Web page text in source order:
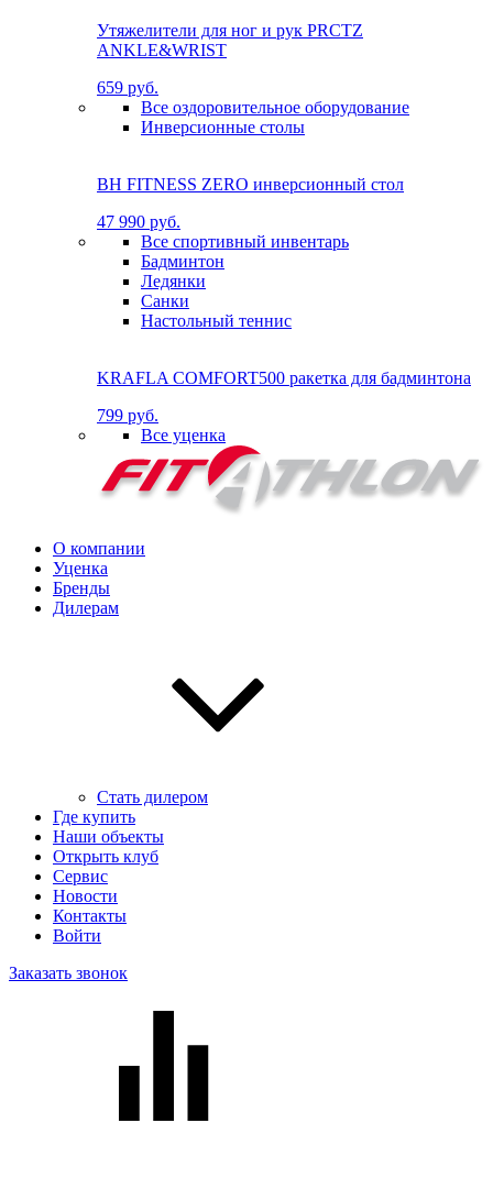
Утяжелители для ног и рук PRCTZ
ANKLE&WRIST
659 руб.
Все оздоровительное оборудование
Инверсионные столы
BH FITNESS ZERO инверсионный стол
47 990 руб.
Все спортивный инвентарь
Бадминтон
Ледянки
Санки
Настольный теннис
KRAFLA COMFORT500 ракетка для бадминтона
799 руб.
Все уценка
О компании
Уценка
Бренды
Дилерам
Стать дилером
Где купить
Наши объекты
Открыть клуб
Сервис
Новости
Контакты
Войти
Заказать звонок